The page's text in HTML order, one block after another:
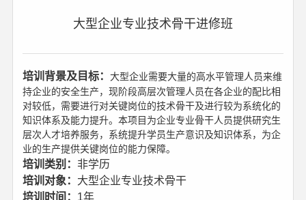
大型企业专业技术骨干进修班
培训背景及目标： 大型企业需要大量的高水平管理人员来维
持企业的安全生产，现阶段高层次管理人员在各企业的配比相
对较低，需要进行对关键岗位的技术骨干及进行较为系统化的
知识体系及能力提升。本项目为企业专业骨干人员提供研究生
层次人才培养服务，系统提升学员生产意识及知识体系，为企
业的生产提供关键岗位的能力保障。
培训类别： 非学历
培训对象： 大型企业专业技术骨干
培训时间： 1年